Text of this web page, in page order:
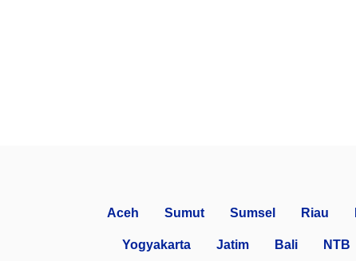
Aceh Sumut Sumsel Riau
Yogyakarta Jatim Bali NTB